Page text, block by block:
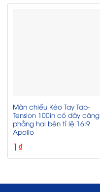
Màn chiếu Kéo Tay Tab-
Tension 100in có dây căng
phẳng hai bên tỉ lệ 16:9
Apollo
1₫